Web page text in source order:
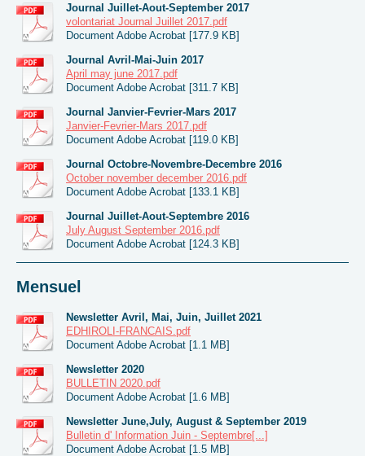
Journal Juillet-Aout-September 2017
volontariat Journal Juillet 2017.pdf
Document Adobe Acrobat [177.9 KB]
Journal Avril-Mai-Juin 2017
April may june 2017.pdf
Document Adobe Acrobat [311.7 KB]
Journal Janvier-Fevrier-Mars 2017
Janvier-Fevrier-Mars 2017.pdf
Document Adobe Acrobat [119.0 KB]
Journal Octobre-Novembre-Decembre 2016
October november december 2016.pdf
Document Adobe Acrobat [133.1 KB]
Journal Juillet-Aout-Septembre 2016
July August September 2016.pdf
Document Adobe Acrobat [124.3 KB]
Mensuel
Newsletter Avril, Mai, Juin, Juillet 2021
EDHIROLI-FRANCAIS.pdf
Document Adobe Acrobat [1.1 MB]
Newsletter 2020
BULLETIN 2020.pdf
Document Adobe Acrobat [1.6 MB]
Newsletter June,July, August & September 2019
Bulletin d' Information Juin - Septembre[...]
Document Adobe Acrobat [1.5 MB]